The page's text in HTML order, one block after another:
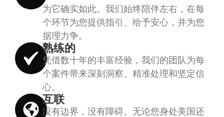
为它确实如此。我们始终陪伴左右，在每
个环节为您提供指引、给予安心，并为您
据理力争。
熟练的
凭借数十年的丰富经验，我们的团队为每
个案件带来深刻洞察、精准处理和坚定信
心。
互联
没有边界，没有障碍。无论您身处美国还